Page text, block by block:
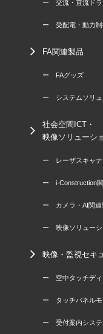
ー 交流・直流ドラ
ー 受配電・動力制
FA関連製品
ー FAグッズ
ー システムソリュ
社会空間ICT・
映像ソリューシ
ー レーザスキャナ
ー i-Construction
ー カメラ・AI関連
ー 映像ソリューシ
映像・監視セキ
ー 空中タッチディ
ー タッチパネルモ
ー 受付案内システ